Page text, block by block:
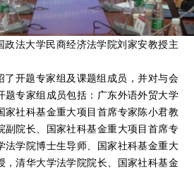
政法大学民商经济法学院刘家安教授主
了开题专家组及课题组成员，并对与会
题专家组成员包括：广东外语外贸大学
家社科基金重大项目首席专家陈小君教
副院长、国家社科基金重大项目首席专
法学院博士生导师、国家社科基金重大
，清华大学法学院院长、国家社科基金